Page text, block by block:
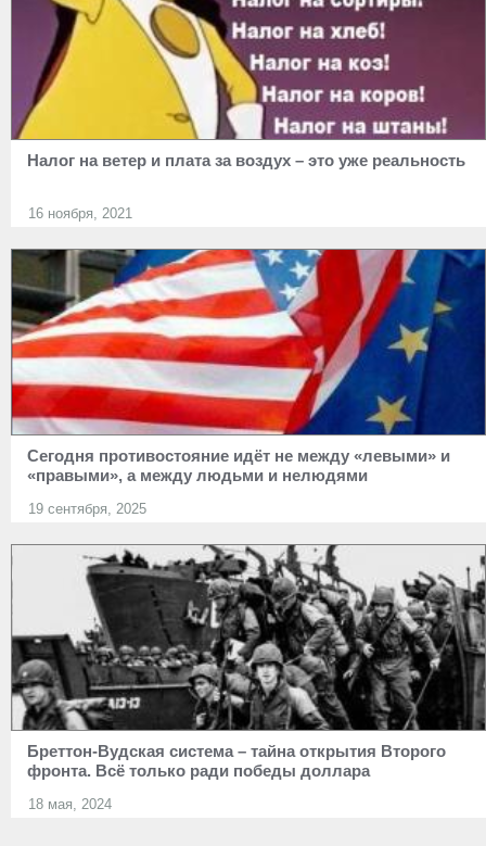
Налог на ветер и плата за воздух – это уже реальность
16 ноября, 2021
Сегодня противостояние идёт не между «левыми» и
«правыми», а между людьми и нелюдями
19 сентября, 2025
Бреттон-Вудская система – тайна открытия Второго
фронта. Всё только ради победы доллара
18 мая, 2024